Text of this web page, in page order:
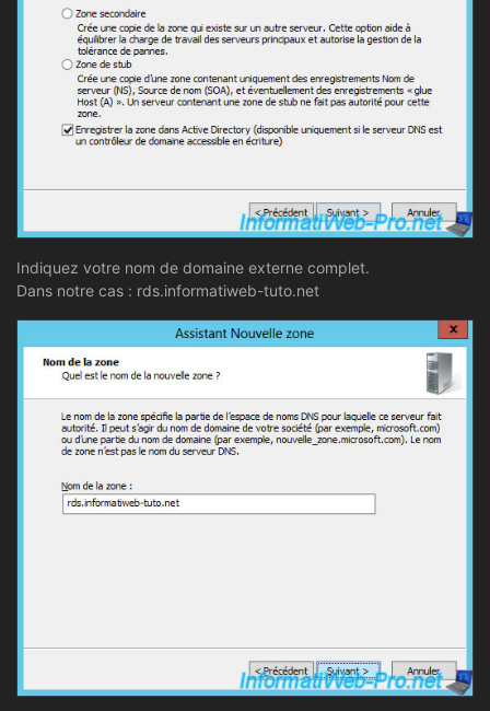
Indiquez votre nom de domaine externe complet.
Dans notre cas : rds.informatiweb-tuto.net